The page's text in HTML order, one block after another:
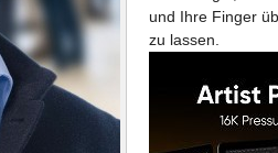
und Ihre Finger
zu lassen.